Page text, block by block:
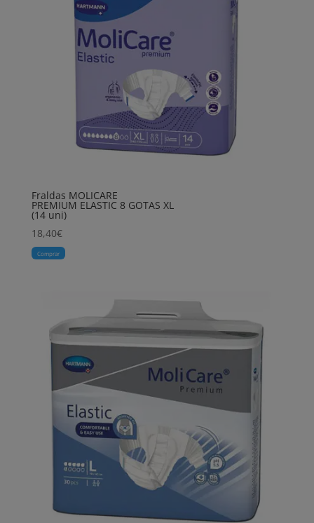
Fraldas MOLICARE
PREMIUM ELASTIC 8 GOTAS XL
(14 uni)
18,40€
Comprar